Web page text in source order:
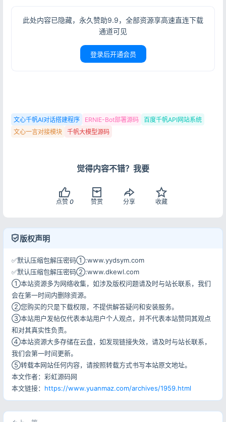
此处内容已隐藏，永久赞助9.9，全部资源享高速直连下载
通道可见
登录后开通会员
文心千帆AI对话搭建程序 ERNIE-Bot部署源码
百度千帆API网站系统
文心一言对接模块
千帆大模型源码
觉得内容不错？我要
点赞 0 赞赏 分享 收藏
版权声明
✅默认压缩包解压密码①:www.yydsym.com
✅默认压缩包解压密码②:www.dkewl.com
①本站资源多为网络收集，如涉及版权问题请及时与站长联系，我们
会在第一时间内删除资源。
②您购买的只是下载权限，不提供解答疑问和安装服务。
③本站用户发帖仅代表本站用户个人观点，并不代表本站赞同其观点
和对其真实性负责。
④本站资源大多存储在云盘，如发现链接失效，请及时与站长联系，
我们会第一时间更新。
⑤转载本网站任何内容，请按照转载方式书写本站原文地址。
本文作者：彩虹源码网
本文链接： https://www.yuanmaz.com/archives/1959.html
登录
没有账号？立即注册
登录